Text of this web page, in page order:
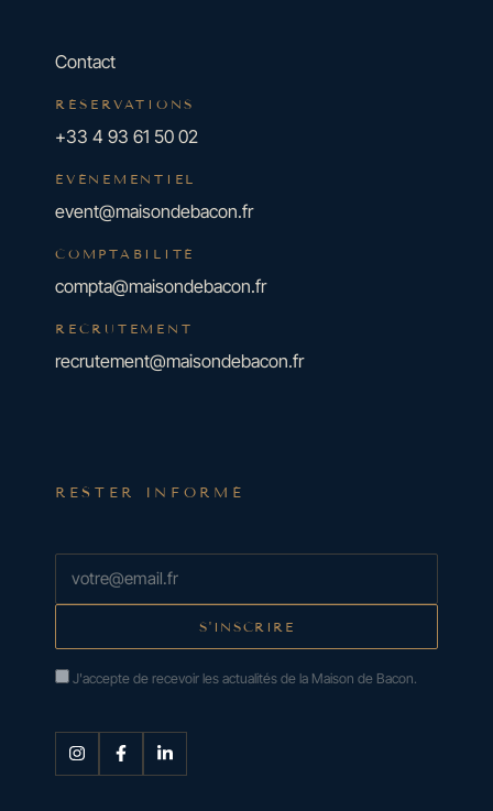
Contact
RÉSERVATIONS
+33 4 93 61 50 02
ÉVÉNEMENTIEL
event@maisondebacon.fr
COMPTABILITÉ
compta@maisondebacon.fr
RECRUTEMENT
recrutement@maisondebacon.fr
RESTER INFORMÉ
J'accepte de recevoir les actualités de la Maison de Bacon.